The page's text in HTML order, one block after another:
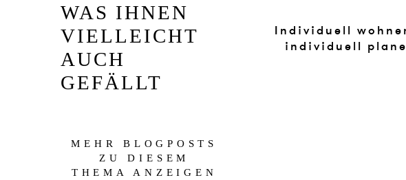
WAS IHNEN
VIELLEICHT
AUCH
GEFÄLLT
MEHR BLOGPOSTS
ZU DIESEM
THEMA ANZEIGEN
Individuell
individuell